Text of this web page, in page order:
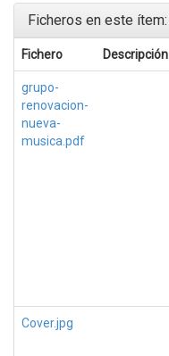
Ficheros en este ítem:
Fichero Descripción
grupo-
renovacion-
nueva-
musica.pdf
Cover.jpg